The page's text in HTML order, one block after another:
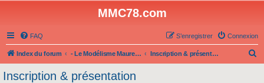
MMC78.com
FAQ Connexion
S’enregistrer
Index du forum - Le Modélisme Maurepas Club - Inscription & présentation
Inscription & présentation